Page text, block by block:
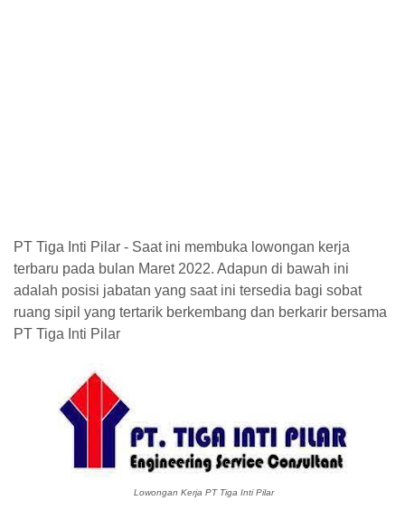
PT Tiga Inti Pilar - Saat ini membuka lowongan kerja
terbaru pada bulan Maret 2022. Adapun di bawah ini
adalah posisi jabatan yang saat ini tersedia bagi sobat
ruang sipil yang tertarik berkembang dan berkarir bersama
PT Tiga Inti Pilar
Lowongan Kerja PT Tiga Inti Pilar